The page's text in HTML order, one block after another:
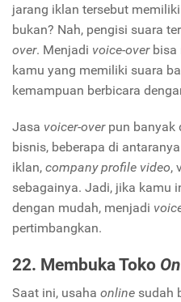
jarang iklan tersebut
bukan? Nah, pengisi suara
over. Menjadi voice-overbisa
kamu yang memiliki suara
kemampuan berbicara
Jasa voicer-overpun banyak
bisnis, beberapa di
iklan, company profile video,
sebagainya. Jadi, jika kamu
dengan mudah, menjadi
pertimbangkan.
22. Membuka Toko
Saat ini, usaha online sudah